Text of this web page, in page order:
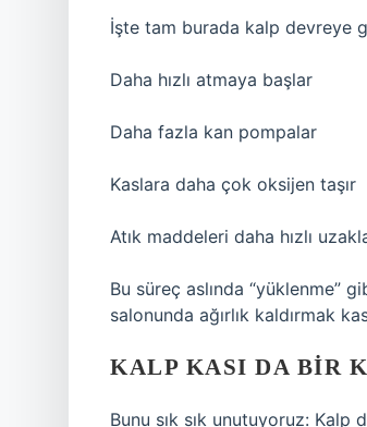
İşte tam burada kalp devreye
Daha hızlı atmaya başlar
Daha fazla kan pompalar
Kaslara daha çok oksijen taşır
Atık maddeleri daha hızlı
Bu süreç aslında “yüklenme”
salonunda ağırlık kaldırmak
KALP KASI DA BIR
Bunu sık sık unutuyoruz: Kalp